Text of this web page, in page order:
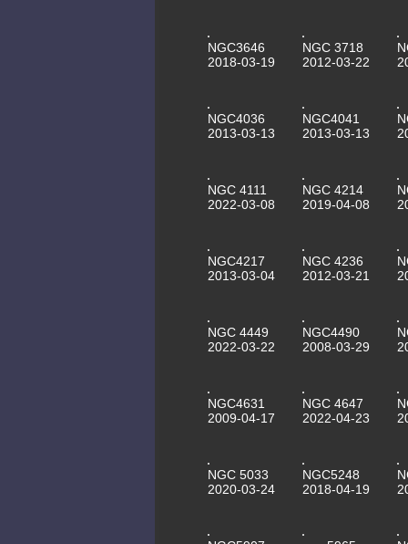
NGC3646
2018-03-19
NGC 3718
2012-03-22
NGC4036
2013-03-13
NGC4041
2013-03-13
NGC 4111
2022-03-08
NGC 4214
2019-04-08
NGC4217
2013-03-04
NGC 4236
2012-03-21
NGC 4449
2022-03-22
NGC4490
2008-03-29
NGC4631
2009-04-17
NGC 4647
2022-04-23
NGC 5033
2020-03-24
NGC5248
2018-04-19